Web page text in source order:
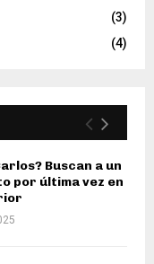
(3)
(4)
Buscan a un
por última vez en